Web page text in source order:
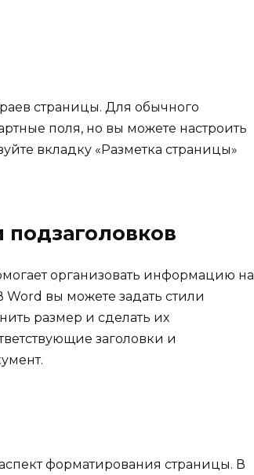
страницы. Для обычного
поля, но вы можете настроить
вкладку «Разметка страницы»
подзаголовков
организовать информацию на
Word вы можете задать стили
размер и сделать их
заголовки и
форматирования страницы. В